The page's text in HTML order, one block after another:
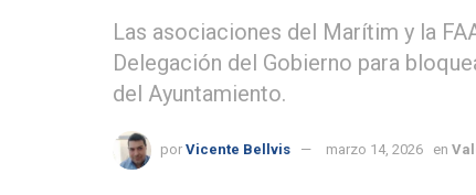
Las asociaciones del Marítim y la
Delegación del Gobierno para
del Ayuntamiento.
por Vicente Bellvis marzo 14, 2026 en